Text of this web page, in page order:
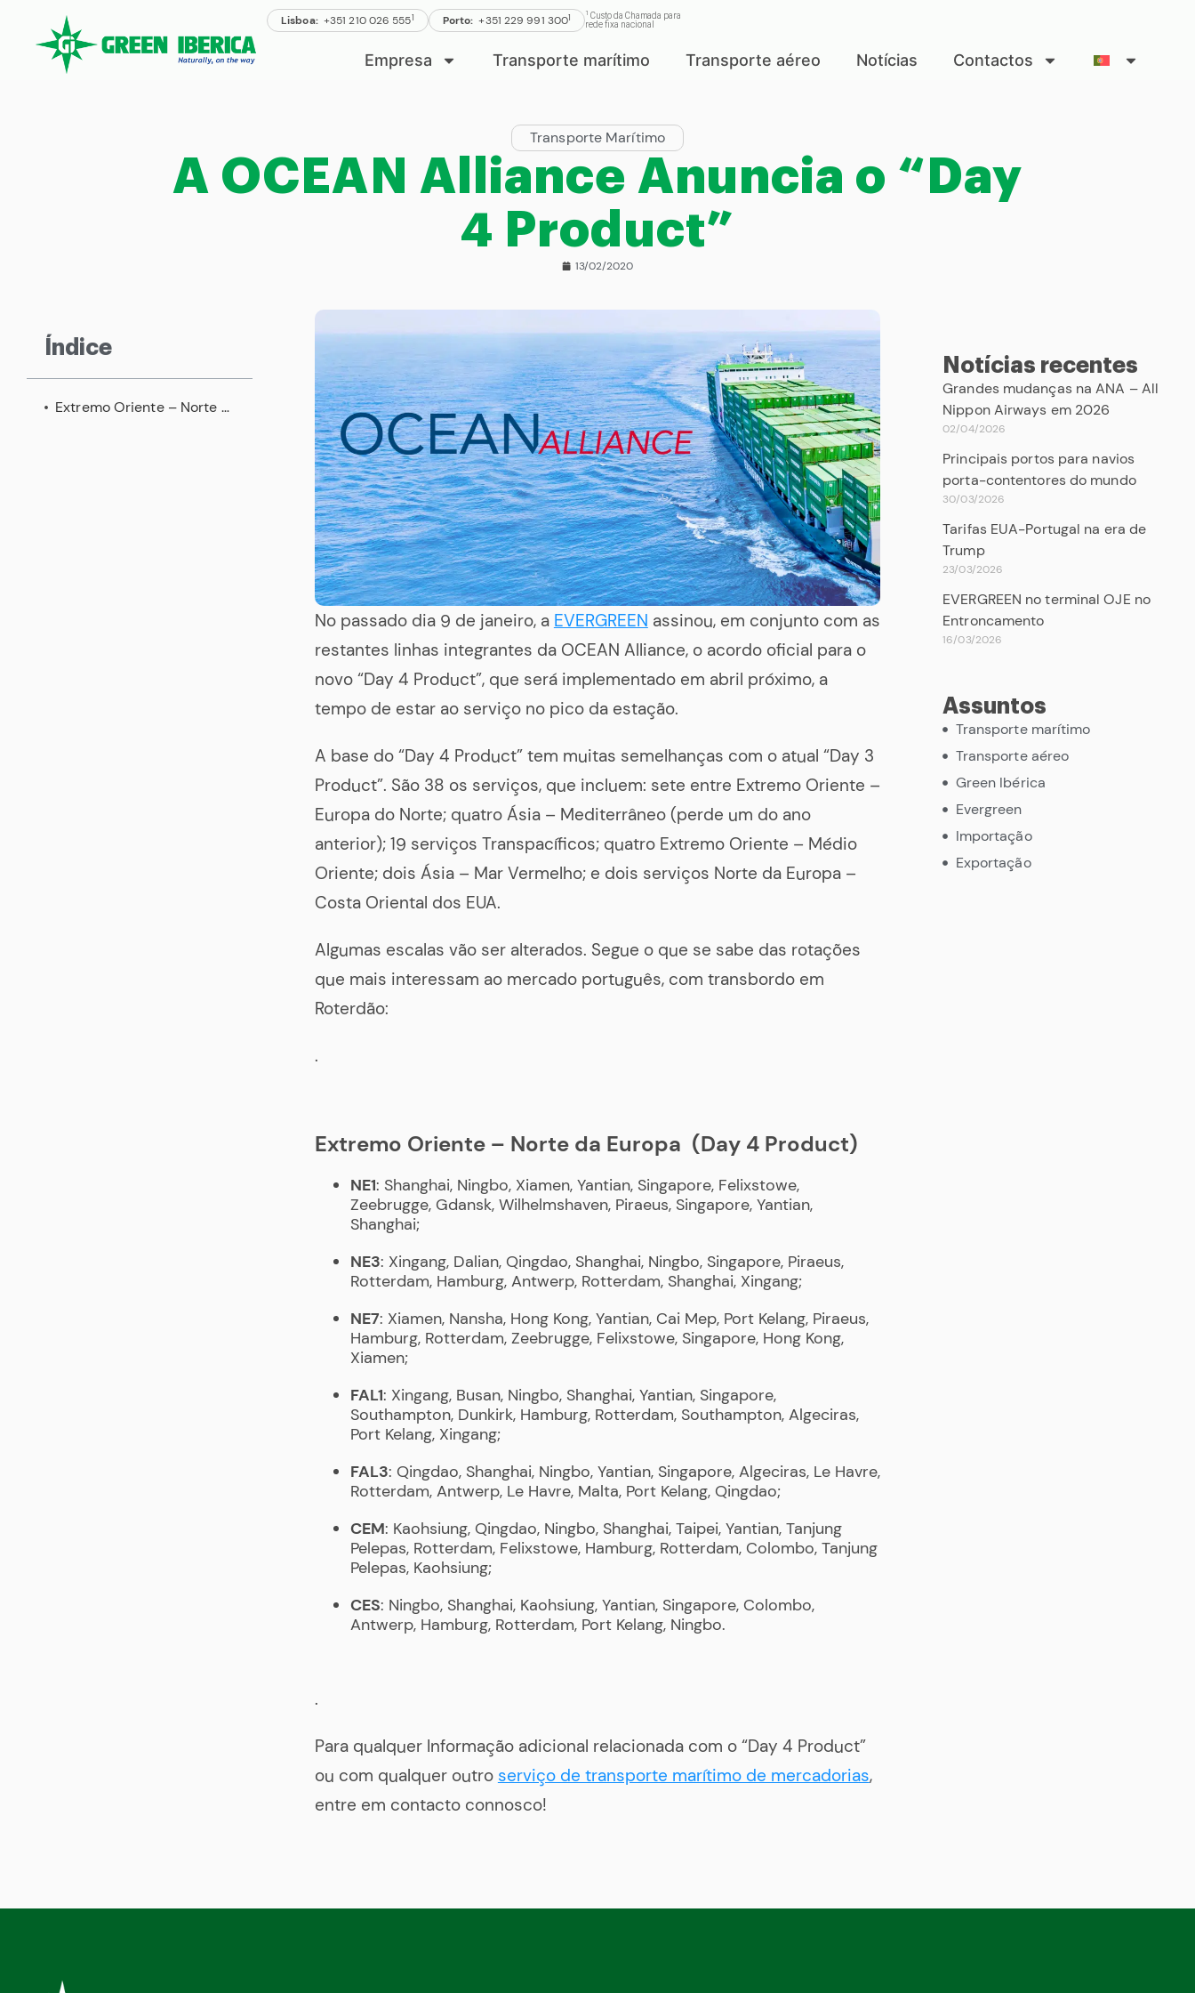
Lisboa:+351 210 026 5551 Porto: +351 229 991 3001 1 Custo da Chamada para
rede fixa nacional
Empresa Transporte marítimo Transporte aéreo Notícias Contactos
Transporte Marítimo
A OCEAN Alliance Anuncia o “Day
4 Product”
13/02/2020
Índice
Extremo Oriente – Norte da Europa (Day 4 Product)
No passado dia 9 de janeiro, a EVERGREEN assinou, em conjunto com as
restantes linhas integrantes da OCEAN Alliance, o acordo oficial para o
novo “Day 4 Product”, que será implementado em abril próximo, a
tempo de estar ao serviço no pico da estação.
A base do “Day 4 Product” tem muitas semelhanças com o atual “Day 3
Product”. São 38 os serviços, que incluem: sete entre Extremo Oriente –
Europa do Norte; quatro Ásia – Mediterrâneo (perde um do ano
anterior); 19 serviços Transpacíficos; quatro Extremo Oriente – Médio
Oriente; dois Ásia – Mar Vermelho; e dois serviços Norte da Europa –
Costa Oriental dos EUA.
Algumas escalas vão ser alterados. Segue o que se sabe das rotações
que mais interessam ao mercado português, com transbordo em
Roterdão:
.
Extremo Oriente – Norte da Europa (Day 4 Product)
NE1: Shanghai, Ningbo, Xiamen, Yantian, Singapore, Felixstowe,
Zeebrugge, Gdansk, Wilhelmshaven, Piraeus, Singapore, Yantian,
Shanghai;
NE3: Xingang, Dalian, Qingdao, Shanghai, Ningbo, Singapore, Piraeus,
Rotterdam, Hamburg, Antwerp, Rotterdam, Shanghai, Xingang;
NE7: Xiamen, Nansha, Hong Kong, Yantian, Cai Mep, Port Kelang, Piraeus,
Hamburg, Rotterdam, Zeebrugge, Felixstowe, Singapore, Hong Kong,
Xiamen;
FAL1: Xingang, Busan, Ningbo, Shanghai, Yantian, Singapore,
Southampton, Dunkirk, Hamburg, Rotterdam, Southampton, Algeciras,
Port Kelang, Xingang;
FAL3: Qingdao, Shanghai, Ningbo, Yantian, Singapore, Algeciras, Le Havre,
Rotterdam, Antwerp, Le Havre, Malta, Port Kelang, Qingdao;
CEM: Kaohsiung, Qingdao, Ningbo, Shanghai, Taipei, Yantian, Tanjung
Pelepas, Rotterdam, Felixstowe, Hamburg, Rotterdam, Colombo, Tanjung
Pelepas, Kaohsiung;
CES: Ningbo, Shanghai, Kaohsiung, Yantian, Singapore, Colombo,
Antwerp, Hamburg, Rotterdam, Port Kelang, Ningbo.
.
Para qualquer Informação adicional relacionada com o “Day 4 Product”
ou com qualquer outro serviço de transporte marítimo de mercadorias,
entre em contacto connosco!
Notícias recentes
Grandes mudanças na ANA – All
Nippon Airways em 2026
02/04/2026
Principais portos para navios
porta-contentores do mundo
30/03/2026
Tarifas EUA-Portugal na era de
Trump
23/03/2026
EVERGREEN no terminal OJE no
Entroncamento
16/03/2026
Assuntos
Transporte marítimo
Transporte aéreo
Green Ibérica
Evergreen
Importação
Exportação